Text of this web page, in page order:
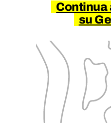
Continua
su